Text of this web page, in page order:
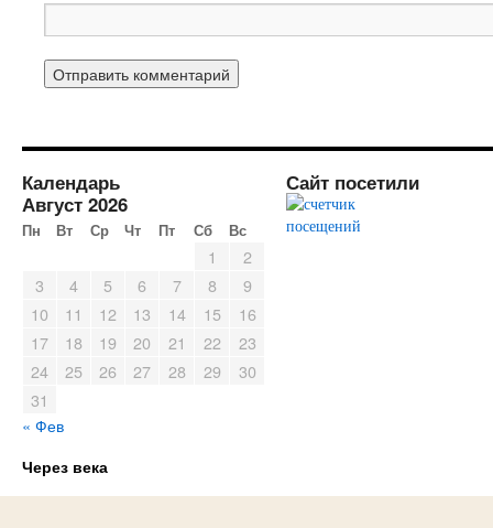
Календарь
Август 2026
Пн Вт Ср Чт Пт Сб Вс
1
2
3
4 5 6 7 8
9
10
11 12 13 14 15
16
17
18 19 20 21 22
23
24
25 26 27 28 29
30
31
« Фев
Сайт посетили
Через века